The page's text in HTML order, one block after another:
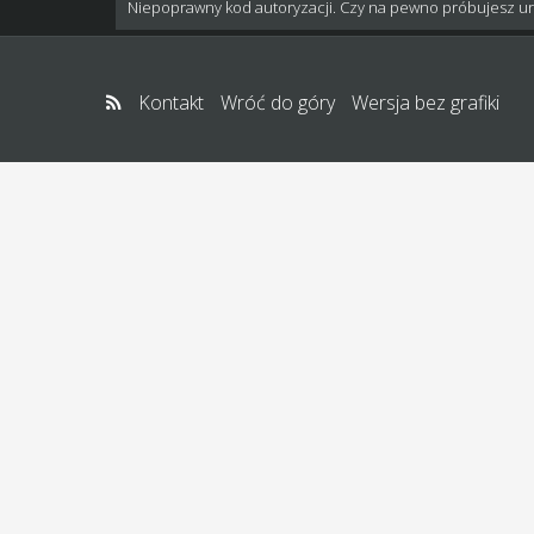
Niepoprawny kod autoryzacji. Czy na pewno próbujesz
Kontakt Wróć do góry Wersja bez grafiki